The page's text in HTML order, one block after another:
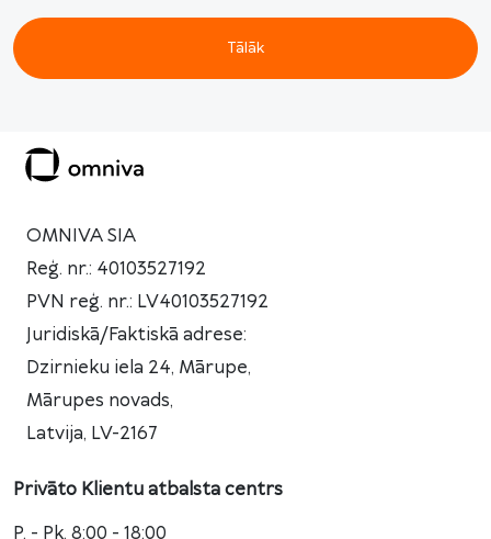
Tālāk
OMNIVA SIA
Reģ. nr.: 40103527192
PVN reģ. nr.: LV40103527192
Juridiskā/Faktiskā adrese:
Dzirnieku iela 24, Mārupe,
Mārupes novads,
Latvija, LV-2167
Privāto Klientu atbalsta centrs
P. - Pk. 8:00 - 18:00